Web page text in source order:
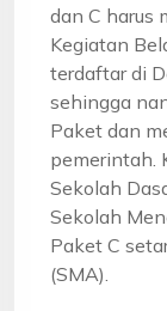
dan C harus
Kegiatan
terdaftar di
sehingga
Paket dan
pemerintah.
Sekolah
Sekolah
Paket C
(SMA).